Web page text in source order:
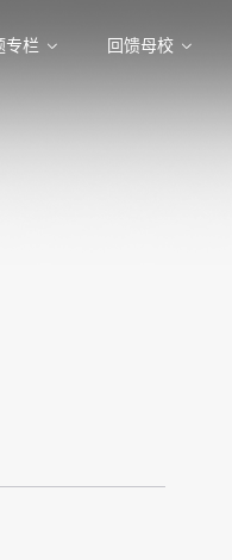
专栏 回馈母校